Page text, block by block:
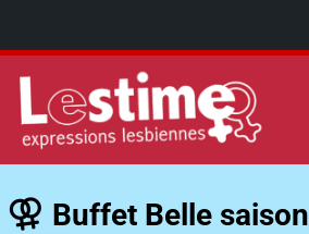
Buffet Belle saison